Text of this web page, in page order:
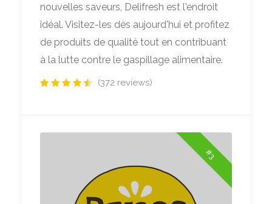
nouvelles saveurs, Delifresh est l'endroit
idéal. Visitez-les dès aujourd'hui et profitez
de produits de qualité tout en contribuant
à la lutte contre le gaspillage alimentaire.
(372 reviews)
#3